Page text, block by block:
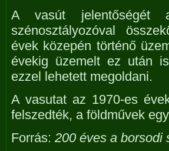
A vasút jelentőségét
szénosztályozóval
évek közepén történő
évekig üzemelt ez után
ezzel lehetett megoldani.
A vasutat az 1970-es
felszedték, a földművek
Forrás: 200 éves a borsodi